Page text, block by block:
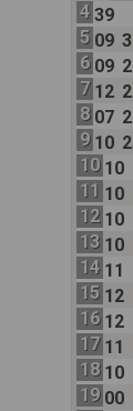
4 39
5 09
6 09
7 12
8 07
9 10
10 10
11 10
12 10
13 10
14 11
15 12
16 12
17 11
18 10
19 00